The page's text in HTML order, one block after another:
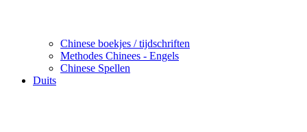
Chinese boekjes / tijdschriften
Methodes Chinees - Engels
Chinese Spellen
Duits